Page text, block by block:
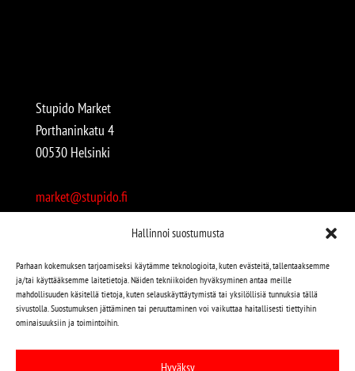
Hallinnoi suostumusta
Parhaan kokemuksen tarjoamiseksi käytämme teknologioita, kuten evästeitä, tallentaaksemme
ja/tai käyttääksemme laitetietoja. Näiden tekniikoiden hyväksyminen antaa meille
mahdollisuuden käsitellä tietoja, kuten selauskäyttäytymistä tai yksilöllisiä tunnuksia tällä
sivustolla. Suostumuksen jättäminen tai peruuttaminen voi vaikuttaa haitallisesti tiettyihin
ominaisuuksiin ja toimintoihin.
Hyväksy
Stupido Market
Porthaninkatu 4
00530 Helsinki
market@stupido.fi
Avoinna:
arkisin 12-18
lauantaisin 12-17
Stupido löytyy myös kivijalasta!